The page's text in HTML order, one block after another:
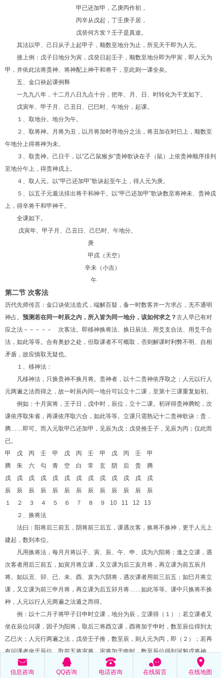
甲已还加甲，乙庚丙作初，
丙辛从戊起，丁壬庚子居，
戊癸何方发？壬子是真途。
其法以甲、己日从子上起甲子，顺数至地分为止，所见天干即为人元。
接上例：戊子日地分为寅，戊癸日起壬子，顺数至地分即为甲寅，即人元为
甲，并依此法将贵神、将神配上神干和将干，至此则一课全矣。
五、金口袂起课例释
一九九八年，十二月八日九点十分，把年、月、日、时转化为干支如下。
戊寅年、甲子月、己丑日、已巳时、午地分，起课。
１、取地分。地分为午。
２、取将神。月将为丑，以月将加时寻地分之法，将丑加在时巳上，顺数至
午地分上得将神为未。
３、取贵神。己日干，以“乙己鼠猴乡”贵神歌诀在子（鼠）上依贵神顺序排列
至地分午上，得贵神戌上。
４、取人元。以“甲己还加甲”歌诀起至午上，得人元为庚。
５、以五子元遁法排出将干和神干。以“甲己还加甲”歌诀数至将神未、贵神戌
上，得辛将干和甲神干。
全课如下。
戊寅年、甲子月、己丑日、己巳时、午地分。
庚
甲戌（天空）
辛未（小吉）
午
第二节 次客法
历代先师传言：金口诀依法造式，端解百疑，备一时数客并一方求占，无不通明
神占。 预测若在同一时辰之内，所入皆为同一地分，该如何求之？古人早已有对
应之法－－－－－ 次客法。即移神换将法、换日辰法、用爻支合法、用爻干合
法，如此等等。合有奥妙之处，但取课者不可概取，否则解课时利弊不明、自相
矛盾，故应慎取无疑也。
１、移神法：
凡移神法，只换贵神不换月将。贵神者，以十二贵神依序取之；人元以行人
元两遍之法而得之，故一时辰内同一地分可以立十二课，至第十三课重复如初。
例如：十月寅将，王子日，戊中时，辰位，立十二课。初评得贵神腾蛇，次
课依序取朱雀，再课依序取六合，如此等等。立课只需熟记十二贵神歌诀：贵．
腾……即可。而入元取甲己还加甲，见辰为戊；戊癸推壬子，见辰为丙；仅此而
已。
甲 戊 丙 壬 甲 戊 丙 壬 甲 戊 丙 壬 甲
腾 朱 六 勾 青 空 白 常 玄 阴 后 贵 腾
戌 戌 戌 戌 戌 戌 戌 戌 戌 戌 戌 戌 戌
辰 辰 辰 辰 辰 辰 辰 辰 辰 辰 辰 辰 辰
１ ２ ３ ４ ５ ６ ７ ８ ９
10 11 12 13
２、换将法
法曰：阳将后三前五，阴将前三后五，课遇次客，换将不换神，更于人元上
建起，数到本位。
凡用换将法，每月月将以子、寅、辰、午、申、戌为六阳将；逢之立课，遇
次客者用后三前五，如寅月将立课，又立课为后三亥月将，再立课为前五辰月
将。如以丑、卯、已、未、酉、亥为六阴将，遇次课者用前三后五；如巳月将立
课，又立课为前三申月将，再立课为后五卯月将……如此等等。课中只换将不换
种，人元以行人元两遍之法遁之而得。
例：以十二月子将甲子日申时立课，地分为辰，立课得（１）；若立课者又
坐在辰位问课，因子为阳将，取后三将酉立课，酉将加于申时，数至辰位得到太
乙巳火；人元行两遍之法，戊癸壬子推，数至辰，则人元为丙，即（２）；若再
有问课者坐于辰位，取前五将寅将，寅将加于申时，数至辰位得到河魁戌将神，
人元以丙辛从戊起，数至地分辰上，则人元为壬，即（３）；仍有立课者地分为
辰，复取后三将亥，以月将加时 …；如此周而复始可立十二课，至十三课就重
󰄸
信息咨询
󰇇
QQ咨询
󰇯
电话咨询
󰂮
在线留言
󰅊
在线地图